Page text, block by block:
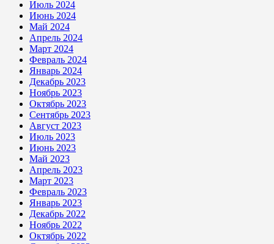
Июль 2024
Июнь 2024
Май 2024
Апрель 2024
Март 2024
Февраль 2024
Январь 2024
Декабрь 2023
Ноябрь 2023
Октябрь 2023
Сентябрь 2023
Август 2023
Июль 2023
Июнь 2023
Май 2023
Апрель 2023
Март 2023
Февраль 2023
Январь 2023
Декабрь 2022
Ноябрь 2022
Октябрь 2022